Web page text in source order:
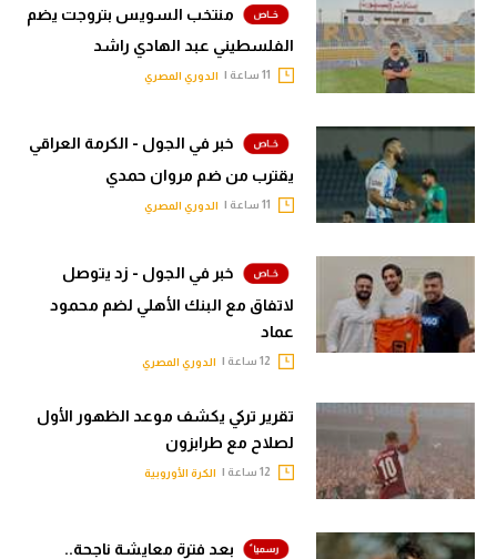
منتخب السويس بتروجت يضم
الفلسطيني عبد الهادي راشد
الدوري المصري
خبر في الجول - الكرمة العراقي
يقترب من ضم مروان حمدي
الدوري المصري
خبر في الجول - زد يتوصل
لاتفاق مع البنك الأهلي لضم محمود
عماد
الدوري المصري
تقرير تركي يكشف موعد الظهور الأول
لصلاح مع طرابزون
الكرة الأوروبية
بعد فترة معايشة ناجحة..